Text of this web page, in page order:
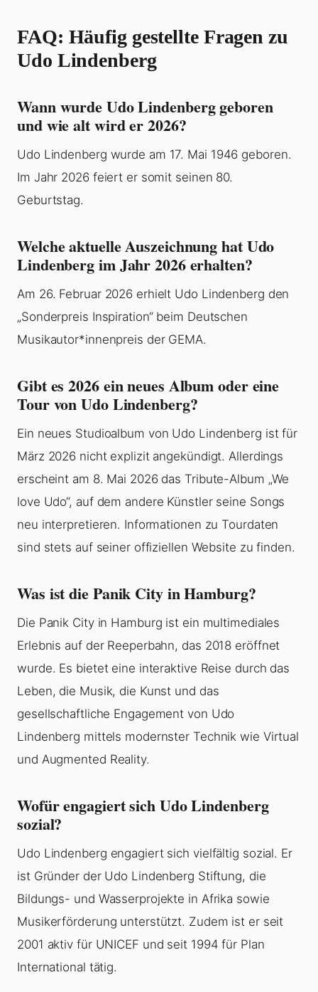
FAQ: Häufig gestellte Fragen zu
Udo Lindenberg
Wann wurde Udo Lindenberg geboren
und wie alt wird er 2026?
Udo Lindenberg wurde am 17. Mai 1946 geboren.
Im Jahr 2026 feiert er somit seinen 80.
Geburtstag.
Welche aktuelle Auszeichnung hat Udo
Lindenberg im Jahr 2026 erhalten?
Am 26. Februar 2026 erhielt Udo Lindenberg den
„Sonderpreis Inspiration“ beim Deutschen
Musikautor*innenpreis der GEMA.
Gibt es 2026 ein neues Album oder eine
Tour von Udo Lindenberg?
Ein neues Studioalbum von Udo Lindenberg ist für
März 2026 nicht explizit angekündigt. Allerdings
erscheint am 8. Mai 2026 das Tribute-Album „We
love Udo“, auf dem andere Künstler seine Songs
neu interpretieren. Informationen zu Tourdaten
sind stets auf seiner offiziellen Website zu finden.
Was ist die Panik City in Hamburg?
Die Panik City in Hamburg ist ein multimediales
Erlebnis auf der Reeperbahn, das 2018 eröffnet
wurde. Es bietet eine interaktive Reise durch das
Leben, die Musik, die Kunst und das
gesellschaftliche Engagement von Udo
Lindenberg mittels modernster Technik wie Virtual
und Augmented Reality.
Wofür engagiert sich Udo Lindenberg
sozial?
Udo Lindenberg engagiert sich vielfältig sozial. Er
ist Gründer der Udo Lindenberg Stiftung, die
Bildungs- und Wasserprojekte in Afrika sowie
Musikerförderung unterstützt. Zudem ist er seit
2001 aktiv für UNICEF und seit 1994 für Plan
International tätig.